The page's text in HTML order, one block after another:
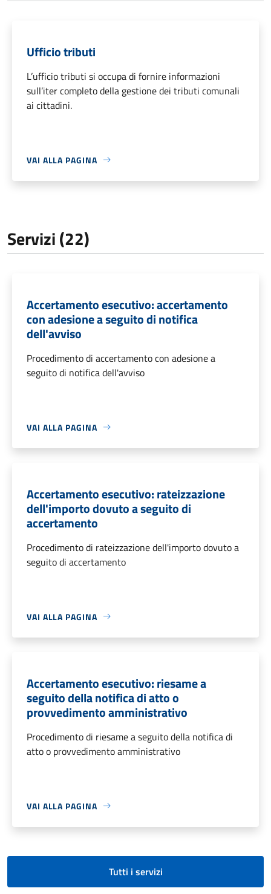
Ufficio tributi
L’ufficio tributi si occupa di fornire informazioni
sull’iter completo della gestione dei tributi comunali
ai cittadini.
VAI ALLA PAGINA
Servizi (22)
Accertamento esecutivo: accertamento
con adesione a seguito di notifica
dell'avviso
Procedimento di accertamento con adesione a
seguito di notifica dell'avviso
VAI ALLA PAGINA
Accertamento esecutivo: rateizzazione
dell'importo dovuto a seguito di
accertamento
Procedimento di rateizzazione dell'importo dovuto a
seguito di accertamento
VAI ALLA PAGINA
Accertamento esecutivo: riesame a
seguito della notifica di atto o
provvedimento amministrativo
Procedimento di riesame a seguito della notifica di
atto o provvedimento amministrativo
VAI ALLA PAGINA
Tutti i servizi